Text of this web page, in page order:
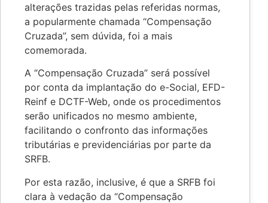
alterações trazidas pelas referidas normas,
a popularmente chamada “Compensação
Cruzada”, sem dúvida, foi a mais
comemorada.
A “Compensação Cruzada” será possível
por conta da implantação do e-Social, EFD-
Reinf e DCTF-Web, onde os procedimentos
serão unificados no mesmo ambiente,
facilitando o confronto das informações
tributárias e previdenciárias por parte da
SRFB.
Por esta razão, inclusive, é que a SRFB foi
clara à vedação da “Compensação